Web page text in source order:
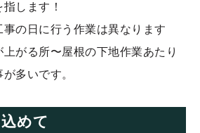
します！
の日に行う作業は異なります
がる所〜屋根の下地作業あたり
多いです。
めて